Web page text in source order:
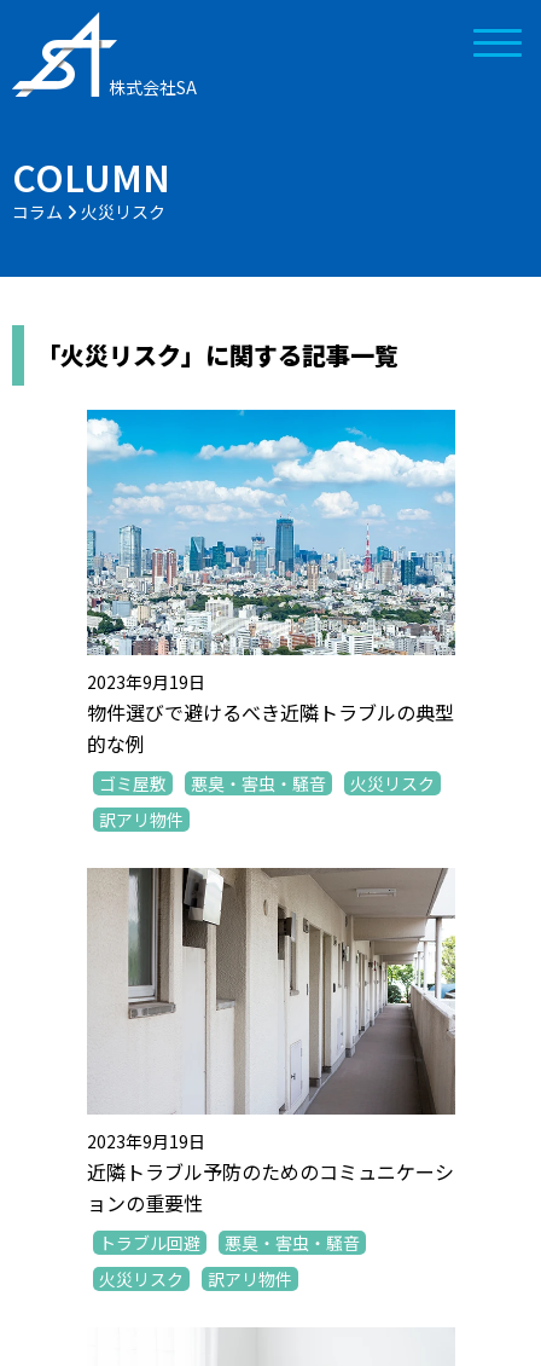
株式会社SA
COLUMN
コラム 火災リスク
「火災リスク」に関する記事一覧
2023年9月19日
物件選びで避けるべき近隣トラブルの典型
的な例
ゴミ屋敷 悪臭・害虫・騒音
火災リスク
訳アリ物件
2023年9月19日
近隣トラブル予防のためのコミュニケーシ
ョンの重要性
トラブル回避
悪臭・害虫・騒音
火災リスク
訳アリ物件